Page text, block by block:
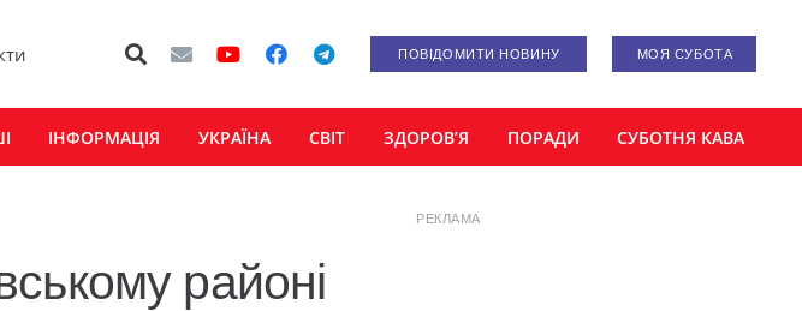
ПОВІДОМИТИ НОВИНУ МОЯ СУБОТА
ІНФОРМАЦІЯ УКРАЇНА СВІТ ЗДОРОВ’Я ПОРАДИ СУБОТНЯ КАВА
районі
РЕКЛАМА